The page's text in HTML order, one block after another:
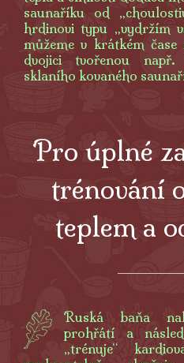
saunaříku od
hrdinovi typu „vydržím
můžeme v krátkém
dvojici tvořenou např.
sklaního kovaného
Pro úplné
trénování
teplem a
Ruská baňa
prohřátí a
„trénuje“